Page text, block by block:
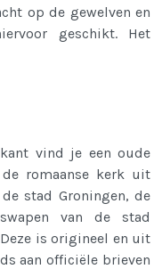
op de gewelven en
geschikt. Het
vind je een oude
romaanse kerk uit
stad Groningen, de
van de stad
is origineel en uit
aan officiële brieven